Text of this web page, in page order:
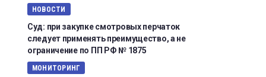
НОВОСТИ
Суд: при закупке смотровых перчаток
следует применять преимущество, а не
ограничение по ПП РФ № 1875
МОНИТОРИНГ